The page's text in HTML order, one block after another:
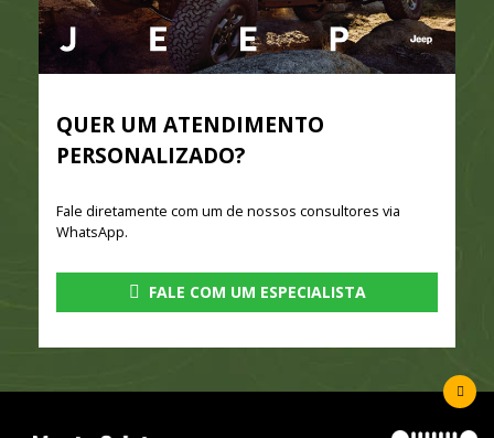
QUER UM ATENDIMENTO
PERSONALIZADO?
Fale diretamente com um de nossos consultores via
WhatsApp.
FALE COM UM ESPECIALISTA